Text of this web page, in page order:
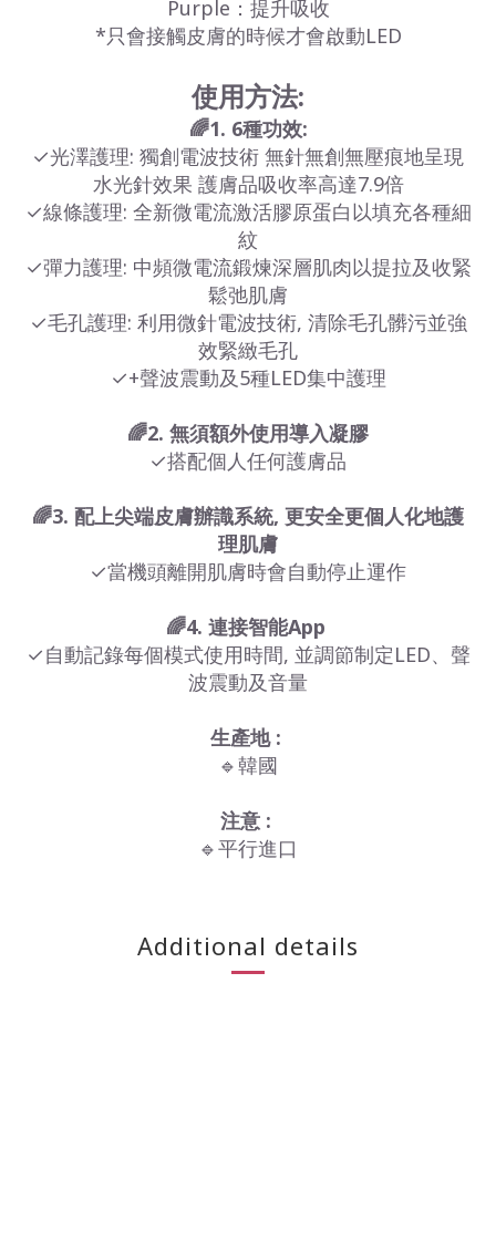
Purple：提升吸收
*只會接觸皮膚的時候才會啟動LED
使用方法:
🌈1. 6種功效:
✓光澤護理: 獨創電波技術 無針無創無壓痕地呈現
水光針效果 護膚品吸收率高達7.9倍
✓線條護理: 全新微電流激活膠原蛋白以填充各種細
紋
✓彈力護理: 中頻微電流鍛煉深層肌肉以提拉及收緊
鬆弛肌膚
✓毛孔護理: 利用微針電波技術, 清除毛孔髒污並強
效緊緻毛孔
✓+聲波震動及5種LED集中護理
🌈2. 無須額外使用導入凝膠
✓搭配個人任何護膚品
🌈3. 配上尖端皮膚辦識系統, 更安全更個人化地護
理肌膚
✓當機頭離開肌膚時會自動停止運作
🌈4. 連接智能App
✓自動記錄每個模式使用時間, 並調節制定LED、聲
波震動及音量
生產地 :
🔹韓國
注意 :
🔹平行進口
Additional details